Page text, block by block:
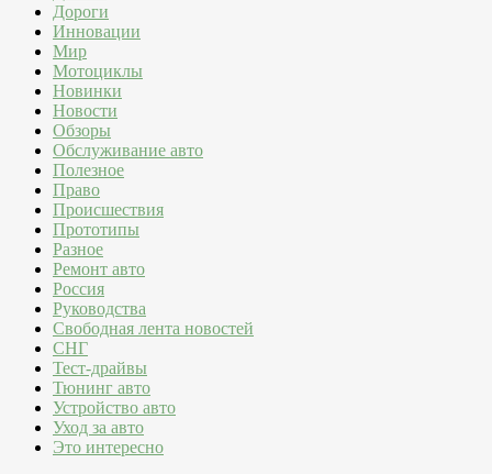
Дороги
Инновации
Мир
Мотоциклы
Новинки
Новости
Обзоры
Обслуживание авто
Полезное
Право
Происшествия
Прототипы
Разное
Ремонт авто
Россия
Руководства
Свободная лента новостей
СНГ
Тест-драйвы
Тюнинг авто
Устройство авто
Уход за авто
Это интересно